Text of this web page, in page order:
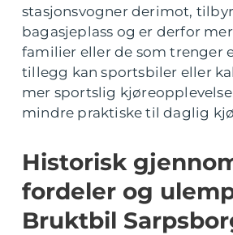
stasjonsvogner derimot,
bagasjeplass og er derfor
familier eller de som trenger
tillegg kan sportsbiler eller
mer sportslig
mindre praktiske til daglig
Historisk
fordeler og
Bruktbil